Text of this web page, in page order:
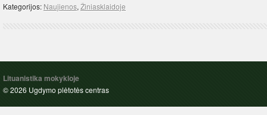
Kategorijos: Naujienos, Žiniasklaidoje
Lituanistika mokykloje
© 2026 Ugdymo plėtotės centras